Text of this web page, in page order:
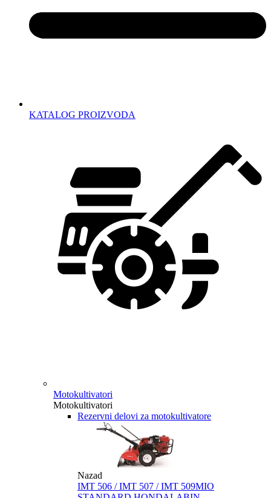
KATALOG PROIZVODA
Motokultivatori
Motokultivatori
Rezervni delovi za motokultivatore
Nazad
IMT 506 / IMT 507 / IMT 509MIO